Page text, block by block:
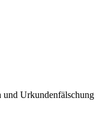
und Urkundenfälschung